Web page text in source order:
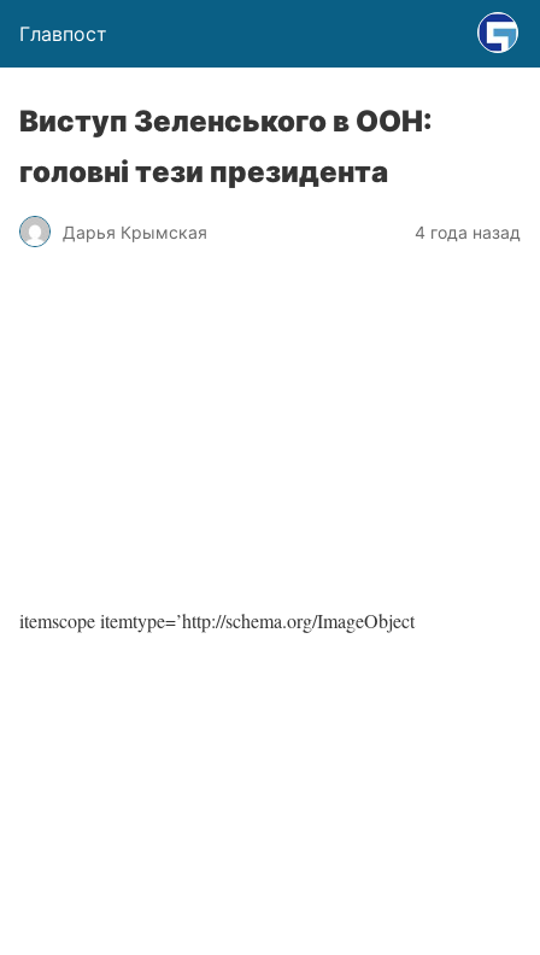
Главпост
Виступ Зеленського в ООН:
головні тези президента
Дарья Крымская 4 года назад
itemscope itemtype=’http://schema.org/ImageObject